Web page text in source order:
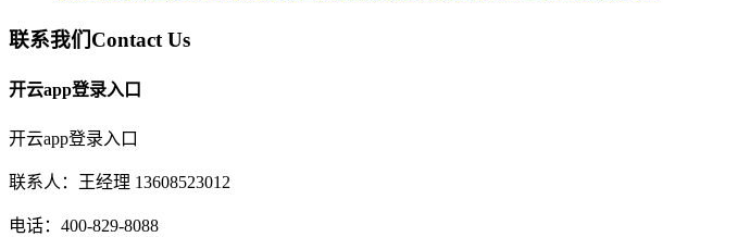
联系我们Contact Us
开云app登录入口
开云app登录入口
联系人：王经理 13608523012
电话：400-829-8088